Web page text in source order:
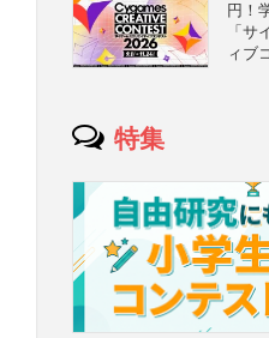
円！
「サ
ィブ
特集